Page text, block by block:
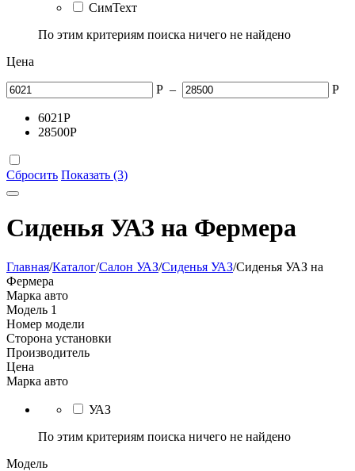
СимТехт
По этим критериям поиска ничего не найдено
Цена
Р – Р
6021Р
28500Р
Сбросить Показать (3)
Сиденья УАЗ на Фермера
Главная/Каталог/Салон УАЗ/Сиденья УАЗ/Сиденья УАЗ на
Фермера
Марка авто
Модель 1
Номер модели
Сторона установки
Производитель
Цена
Марка авто
УАЗ
По этим критериям поиска ничего не найдено
Модель